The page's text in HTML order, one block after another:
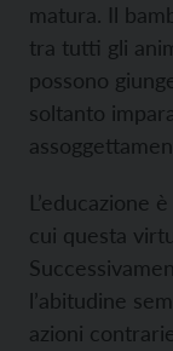
matura. Il
tra tutti gli
possono
soltanto
L’educazione
cui questa
l’abitudine
azioni